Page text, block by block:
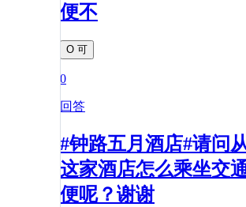
便不
O 可
0
回答
#钟路五月酒店#请问
这家酒店怎么乘坐交
便呢？谢谢